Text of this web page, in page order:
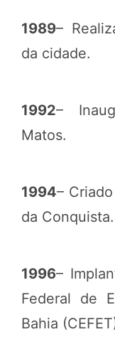
1989–
da cidade.
1992–
Matos.
1994–
da Conquista.
1996–
Federal de
Bahia